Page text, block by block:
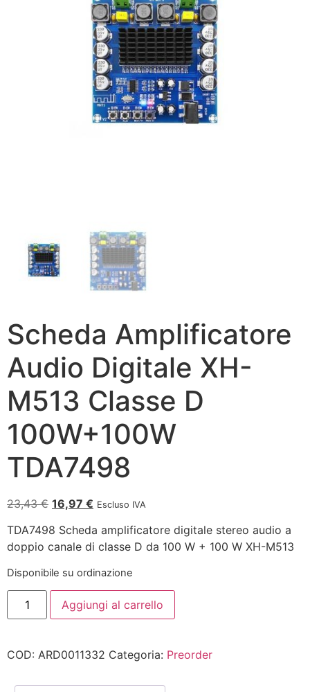
Scheda Amplificatore
Audio Digitale XH-
M513 Classe D
100W+100W
TDA7498
23,43€ 16,97 € Escluso IVA
TDA7498 Scheda amplificatore digitale stereo audio a
doppio canale di classe D da 100 W + 100 W XH-M513
Disponibile su ordinazione
Aggiungi al carrello
COD: ARD0011332 Categoria: Preorder